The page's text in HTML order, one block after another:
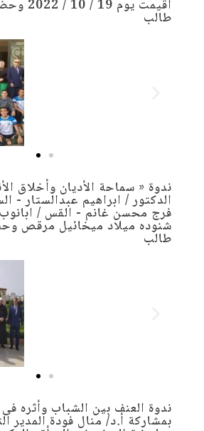
طالب
ندوة « سماحة الأديان وأخلاق
الدكتور / ابراهيم عبدالستار -
فرج محسن غانم - القس / ابانوب
طالب
ندوة العنف بين الشباب وأثره
بمشاركة أ.د/ منال فودة المدير